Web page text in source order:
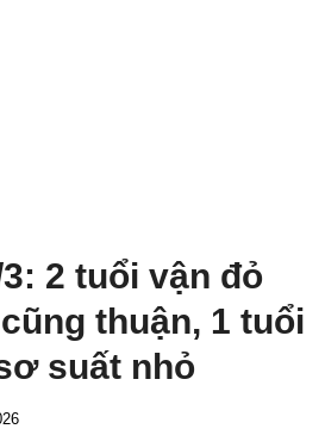
2 tuổi vận đỏ
thuận, 1 tuổi
suất nhỏ